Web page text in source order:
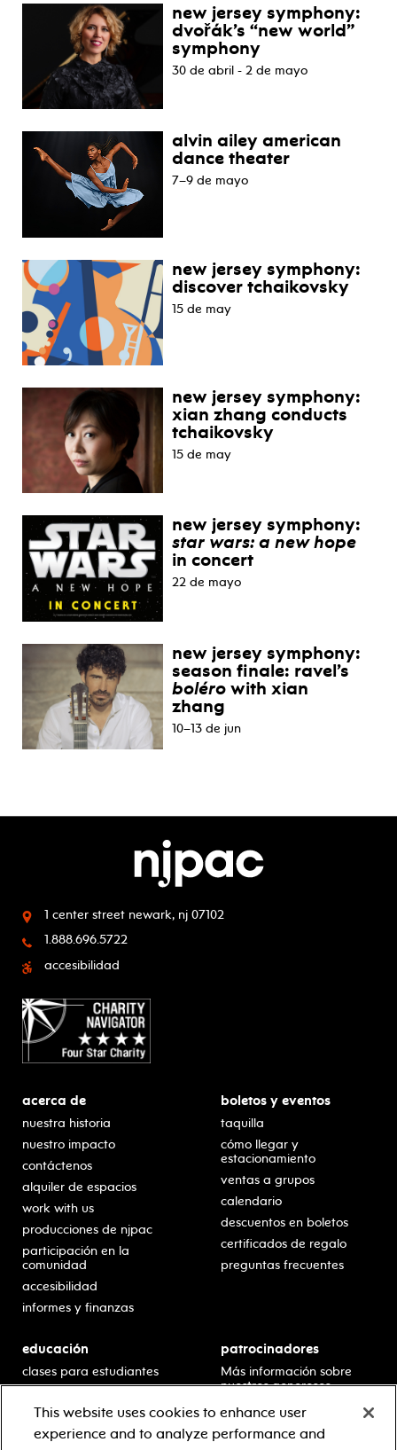
new jersey symphony:
dvořák’s “new world”
symphony
30 de abril - 2 de mayo
alvin ailey american
dance theater
7–9 de mayo
new jersey symphony:
discover tchaikovsky
15 de may
new jersey symphony:
xian zhang conducts
tchaikovsky
15 de may
new jersey symphony:
star wars: a new hope
in concert
22 de mayo
new jersey symphony:
season finale: ravel’s
boléro with xian
zhang
10–13 de jun
1 center street newark, nj 07102
1.888.696.5722
accesibilidad
acerca de
nuestra historia
nuestro impacto
contáctenos
alquiler de espacios
work with us
producciones de njpac
participación en la
comunidad
accesibilidad
informes y finanzas
boletos y eventos
taquilla
cómo llegar y
estacionamiento
ventas a grupos
calendario
descuentos en boletos
certificados de regalo
preguntas frecuentes
educación
clases para estudiantes
escolar
residencias en escuelas
patrocinadores
Más información sobre
nuestros generosos
This website uses cookies to enhance user
experience and to analyze performance and